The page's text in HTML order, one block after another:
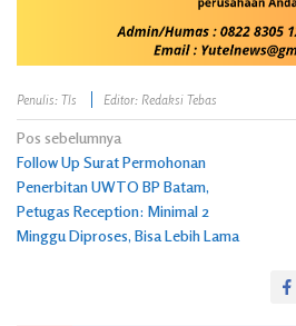
Penulis: Tls Editor: Redaksi Tebas
Navigasi
pos
Pos sebelumnya
Follow Up Surat Permohonan
Penerbitan UWTO BP Batam,
Petugas Reception: Minimal 2
Minggu Diproses, Bisa Lebih Lama